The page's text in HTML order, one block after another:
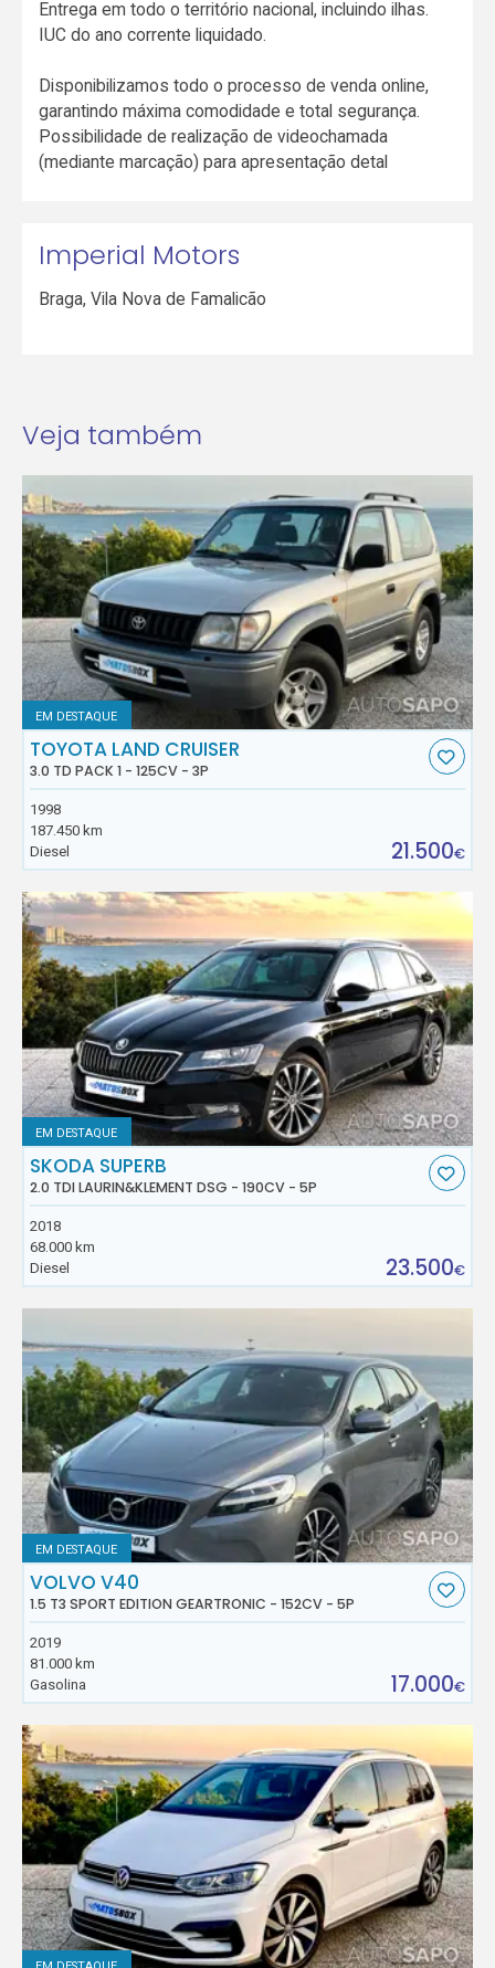
Entrega em todo o território nacional, incluindo ilhas.
IUC do ano corrente liquidado.
Disponibilizamos todo o processo de venda online,
garantindo máxima comodidade e total segurança.
Possibilidade de realização de videochamada
(mediante marcação) para apresentação detal
Imperial Motors
Braga,Vila Nova de Famalicão
Veja também
EM DESTAQUE
TOYOTA LAND CRUISER
3.0 TD PACK 1 - 125CV - 3P
1998
187.450 km
Diesel
21.500€
EM DESTAQUE
SKODA SUPERB
2.0 TDI LAURIN&KLEMENT DSG - 190CV - 5P
2018
68.000 km
Diesel
23.500€
EM DESTAQUE
VOLVO V40
1.5 T3 SPORT EDITION GEARTRONIC - 152CV - 5P
2019
81.000 km
Gasolina
17.000€